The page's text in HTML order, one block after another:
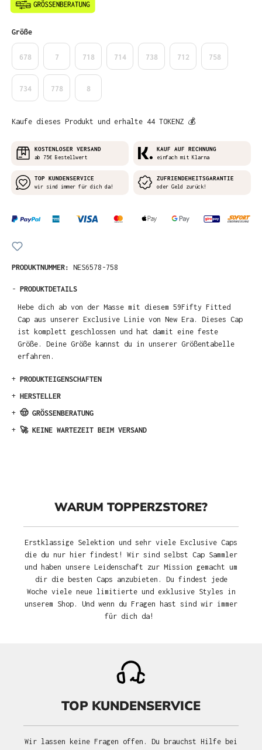
Größeauswählen
678 7 718 714 738 712 758
734 778 8
Kaufe dieses Produkt und erhalte 44 TOKENZ 💰
KOSTENLOSER VERSAND
ab 75€ Bestellwert
KAUF AUF RECHNUNG
einfach mit Klarna
TOP KUNDENSERVICE
wir sind immer für dich da!
ZUFRIENDEHEITSGARANTIE
oder Geld zurück!
PRODUKTNUMMER: NES6578-758
- PRODUKTDETAILS
Hebe dich ab von der Masse mit diesem 59Fifty Fitted
Cap aus unserer Exclusive Linie von New Era. Dieses Cap
ist komplett geschlossen und hat damit eine feste
Größe. Deine Größe kannst du in unserer Größentabelle
erfahren.
+ PRODUKTEIGENSCHAFTEN
+ HERSTELLER
+ 🤠 GRÖSSENBERATUNG
+ 🚀 KEINE WARTEZEIT BEIM VERSAND
WARUM TOPPERZSTORE?
Erstklassige Selektion und sehr viele Exclusive Caps
die du nur hier findest! Wir sind selbst Cap Sammler
und haben unsere Leidenschaft zur Mission gemacht um
dir die besten Caps anzubieten. Du findest jede
Woche viele neue limitierte und exklusive Styles in
unserem Shop. Und wenn du Fragen hast sind wir immer
für dich da!
TOP KUNDENSERVICE
Wir lassen keine Fragen offen. Du brauchst Hilfe bei